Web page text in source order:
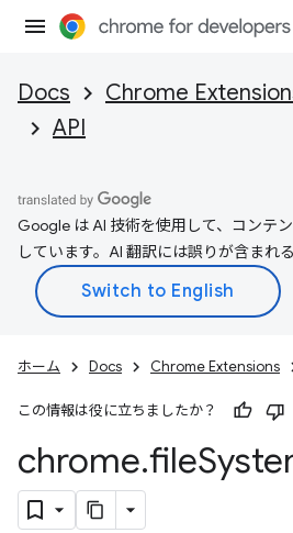
Docs Chrome
API
Google は AI 技術を使用して、コンテ
しています。AI 翻訳には誤りが含まれ
ホーム Docs Chrome Extensions
この情報は役に立ちましたか？
chrome.file